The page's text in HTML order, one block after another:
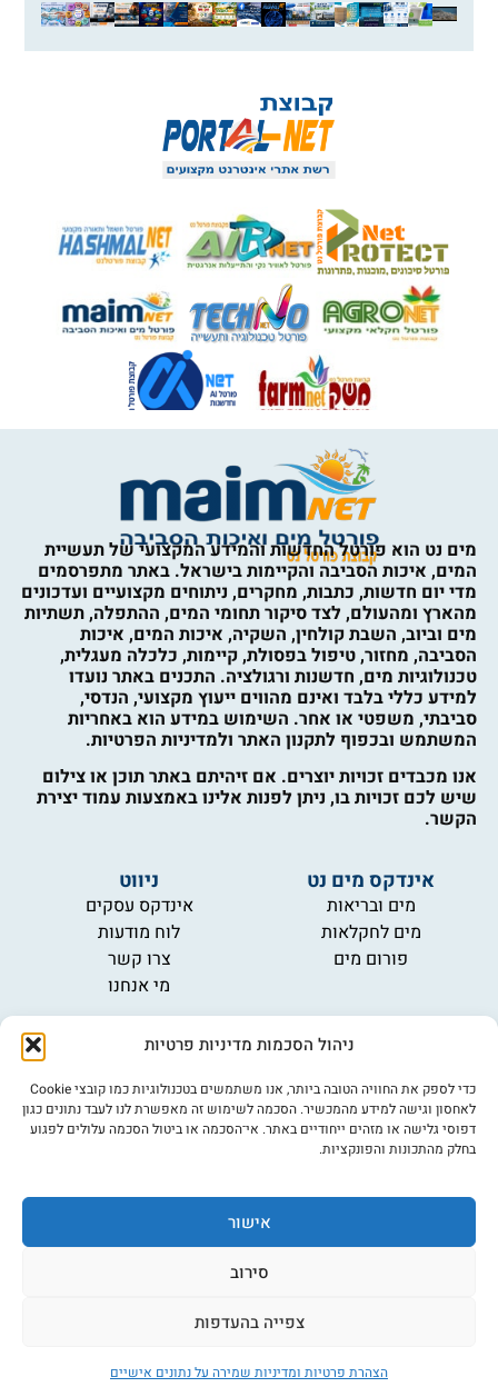
ניהול הסכמות מדיניות פרטיות
כדי לספק את החוויה הטובה ביותר, אנו משתמשים בטכנולוגיות כמו קובצי Cookie
לאחסון וגישה למידע מהמכשיר. הסכמה לשימוש זה מאפשרת לנו לעבד נתונים כגון
דפוסי גלישה או מזהים ייחודיים באתר. אי־הסכמה או ביטול הסכמה עלולים לפגוע
בחלק מהתכונות והפונקציות.
אישור
סירוב
צפייה בהעדפות
הצהרת פרטיות ומדיניות שמירה על נתונים אישיים
מים נט הוא פורטל החדשות והמידע המקצועי של תעשיית
המים, איכות הסביבה והקיימות בישראל. באתר מתפרסמים
מדי יום חדשות, כתבות, מחקרים, ניתוחים מקצועיים ועדכונים
מהארץ ומהעולם, לצד סיקור תחומי המים, ההתפלה, תשתיות
מים וביוב, השבת קולחין, השקיה, איכות המים, איכות
הסביבה, מחזור, טיפול בפסולת, קיימות, כלכלה מעגלית,
טכנולוגיות מים, חדשנות ורגולציה. התכנים באתר נועדו
למידע כללי בלבד ואינם מהווים ייעוץ מקצועי, הנדסי,
סביבתי, משפטי או אחר. השימוש במידע הוא באחריות
המשתמש ובכפוף לתקנון האתר ולמדיניות הפרטיות.
אנו מכבדים זכויות יוצרים. אם זיהיתם באתר תוכן או צילום
שיש לכם זכויות בו, ניתן לפנות אלינו באמצעות עמוד יצירת
הקשר.
אינדקס מים נט
מים ובריאות
מים לחקלאות
פורום מים
ניווט
אינדקס עסקים
לוח מודעות
צרו קשר
מי אנחנו
מידע
תקנון
הרשמה לניוזלטר
פרסמו אצלנו
הצהרת נגישות
©כל הזכויות שמורות למים נט (נוסד בשנת 2007) אתר: דיביין